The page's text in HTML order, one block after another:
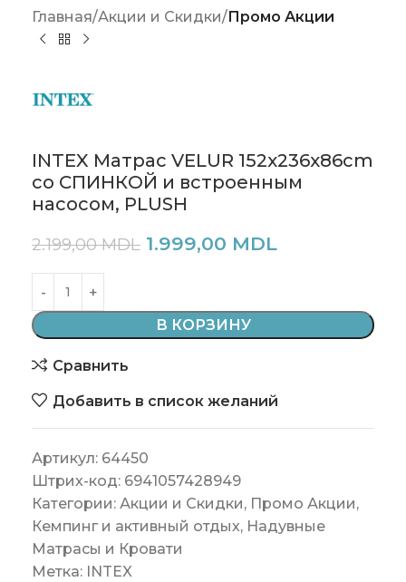
Главная Акции и Скидки Промо Акции
INTEX Матрас VELUR 152x236x86cm
co СПИНКОЙ и встроенным
насосом, PLUSH
2.199,00MDL 1.999,00 MDL
В КОРЗИНУ
Сравнить
Добавить в список желаний
Артикул: 64450
Штрих-код: 6941057428949
Категории: Акции и Скидки, Промо Акции,
Кемпинг и активный отдых, Надувные
Матрасы и Кровати
Метка:
INTEX